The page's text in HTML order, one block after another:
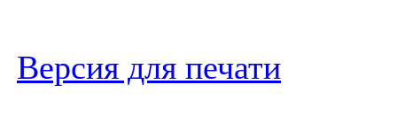
Версия для печати